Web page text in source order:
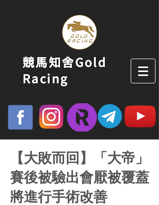
競馬知舍Gold
Racing
【大敗而回】「大帝」
賽後被驗出會厭被覆蓋
將進行手術改善